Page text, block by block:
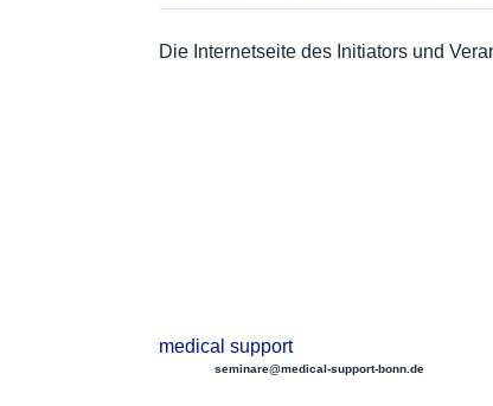
Die Internetseite des Initiators und
medical support
seminare@medical-support-bonn.de